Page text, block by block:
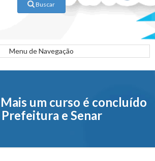
Buscar
Menu de Navegação
um curso é concluído
e Senar